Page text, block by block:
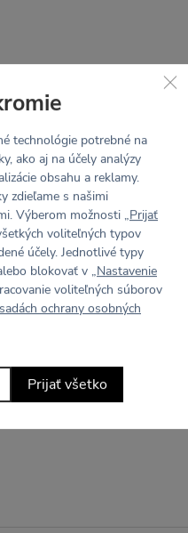
a pohodlie na prvom
línie, podporí
zaistí pohyb bez
technológie potrebné na
ako aj na účely analýzy
obsahu a reklamy.
zdieľame s našimi
Výberom možnosti „Prijať
voliteľných typov
účely. Jednotlivé typy
blokovať v „Nastavenie
voliteľných súborov
ochrany osobných
Prijať všetko